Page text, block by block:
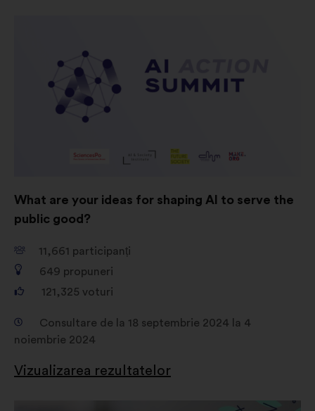
What are your ideas for shaping AI to serve the
public good?
11,661 participanți
649 propuneri
121,325 voturi
Consultare de la 18 septembrie 2024 la 4
noiembrie 2024
Vizualizarea rezultatelor
cookie pentru a vă îmbunătăți
experiența când navigați pe site
În scopuri statistice:module
cookie care contribuie la analiza
Privind rețelele sociale:
optimizăm impactul prin
intermediul rețelelor sociale